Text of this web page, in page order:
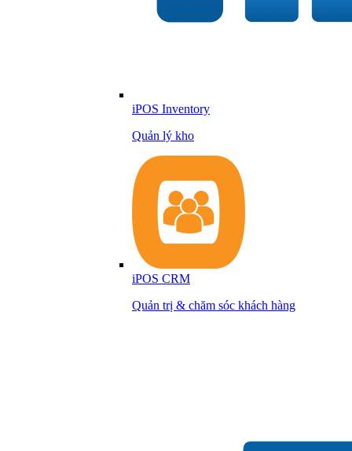
iPOS Inventory
Quản lý kho
iPOS CRM
Quản trị & chăm sóc khách hàng